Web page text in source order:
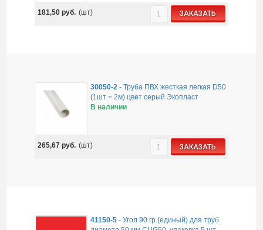
181,50руб. (шт) ЗАКАЗАТЬ
30050-2 -Труба ПВХ жесткая легкая D50
(1шт = 2м) цвет серый Экопласт
В наличии
265,67руб. (шт) ЗАКАЗАТЬ
41150-5 -Угол 90 гр.(единый) для труб